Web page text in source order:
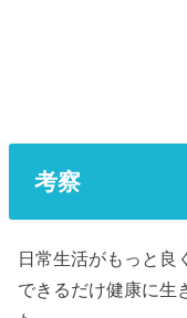
考察
日常生活がもっと良
できるだけ健康に生